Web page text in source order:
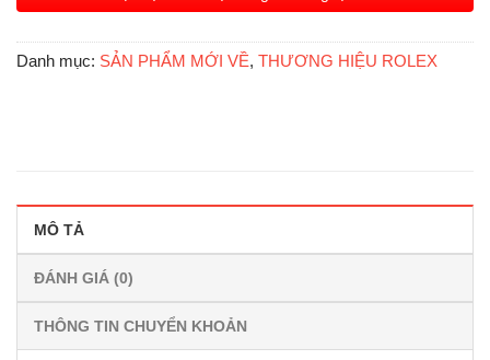
Danh mục: SẢN PHẨM MỚI VỀ, THƯƠNG HIỆU ROLEX
MÔ TẢ
ĐÁNH GIÁ (0)
THÔNG TIN CHUYỂN KHOẢN